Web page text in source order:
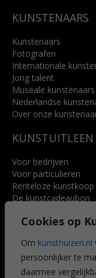
Cookies op
Om kunsthuizen.nl
persoonlijker te
daarmee
KUNSTENAARS
Kunstenaars
Fotografen
Internationale
Jong talent
Museale kunstenaars
Nederlandse
Over onze
KUNSTUITLEEN
Voor bedrijven
Voor particulieren
Renteloze kunstkoop
De kunstcadeaubon
Voordelen
Veelgestelde vragen
CONTACT